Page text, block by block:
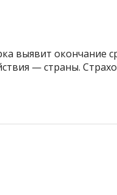
выявит окончание
— страны.